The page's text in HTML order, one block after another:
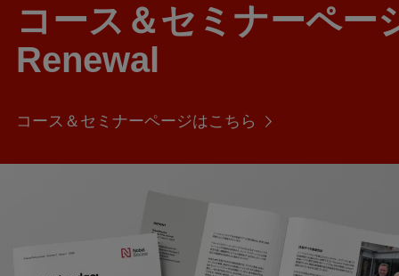
コース＆セミナーペー
Renewal
コース＆セミナーページはこちら